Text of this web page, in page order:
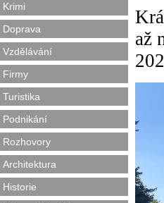
Krimi
Doprava
Vzdělávání
Firmy
Turistika
Podnikání
Rozhovory
Architektura
Historie
až